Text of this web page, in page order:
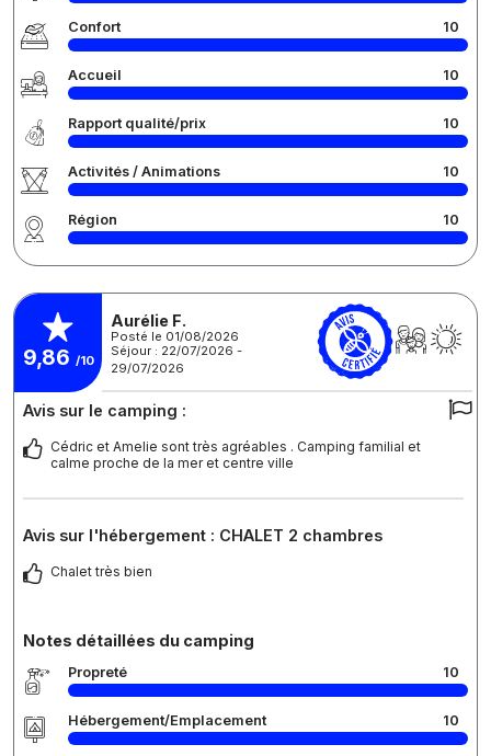
Confort 10
Accueil 10
Rapport qualité/prix 10
Activités / Animations 10
Région 10
9,86 /10
Aurélie F.
Posté le 01/08/2026
Séjour : 22/07/2026 -
29/07/2026
Avis sur le camping :
Cédric et Amelie sont très agréables . Camping familial et
calme proche de la mer et centre ville
Avis sur l'hébergement : CHALET 2 chambres
Chalet très bien
Notes détaillées du camping
Propreté 10
Hébergement/Emplacement 10